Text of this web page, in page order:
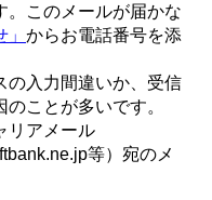
。このメールが届かな
からお電話番号を添
の入力間違いか、受信
ことが多いです。
リアメール
等）宛のメ